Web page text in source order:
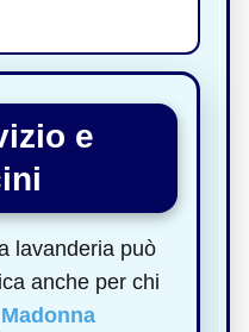
e
lavanderia può
anche per chi
Madonna